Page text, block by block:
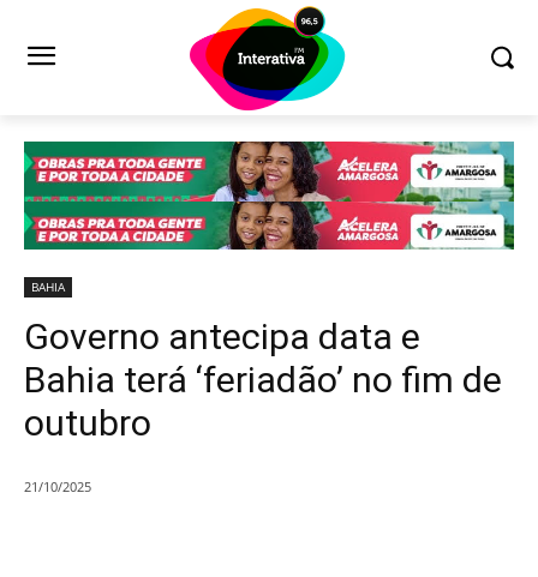
BAHIA
Governo antecipa data e
Bahia terá ‘feriadão’ no fim de
outubro
21/10/2025